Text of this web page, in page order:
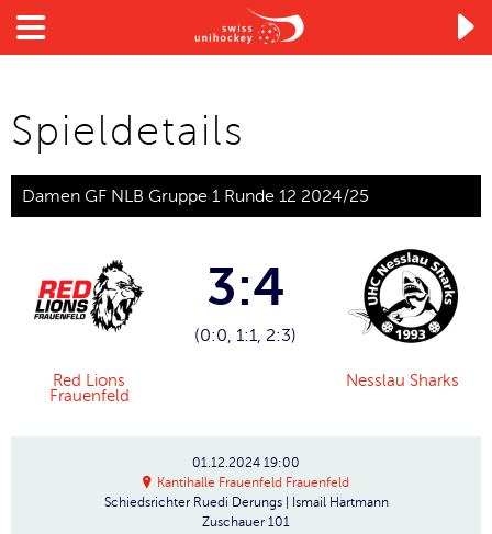

Spieldetails
Damen GF NLB Gruppe 1 Runde 12 2024/25
Red Lions
Frauenfeld
3:4
(0:0, 1:1, 2:3)
Nesslau Sharks
01.12.2024 19:00
Kantihalle Frauenfeld Frauenfeld
Schiedsrichter Ruedi Derungs | Ismail Hartmann
Zuschauer 101